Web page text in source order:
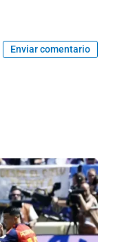
Enviar comentario